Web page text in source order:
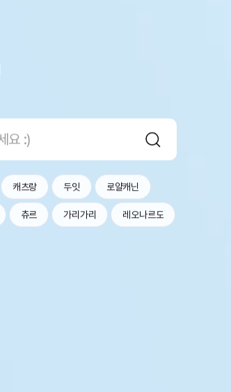
캐츠랑 두잇 로얄캐닌
츄르 가리가리 레오나르도